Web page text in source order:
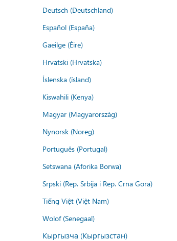
Deutsch (Deutschland)
Español (España)
Gaeilge (Éire)
Hrvatski (Hrvatska)
Íslenska (ísland)
Kiswahili (Kenya)
Magyar (Magyarország)
Nynorsk (Noreg)
Português (Portugal)
Setswana (Aforika Borwa)
Srpski (Rep. Srbija i Rep. Crna Gora)
Tiếng Việt (Việt Nam)
Wolof (Senegaal)
Кыргызча (Кыргызстан)